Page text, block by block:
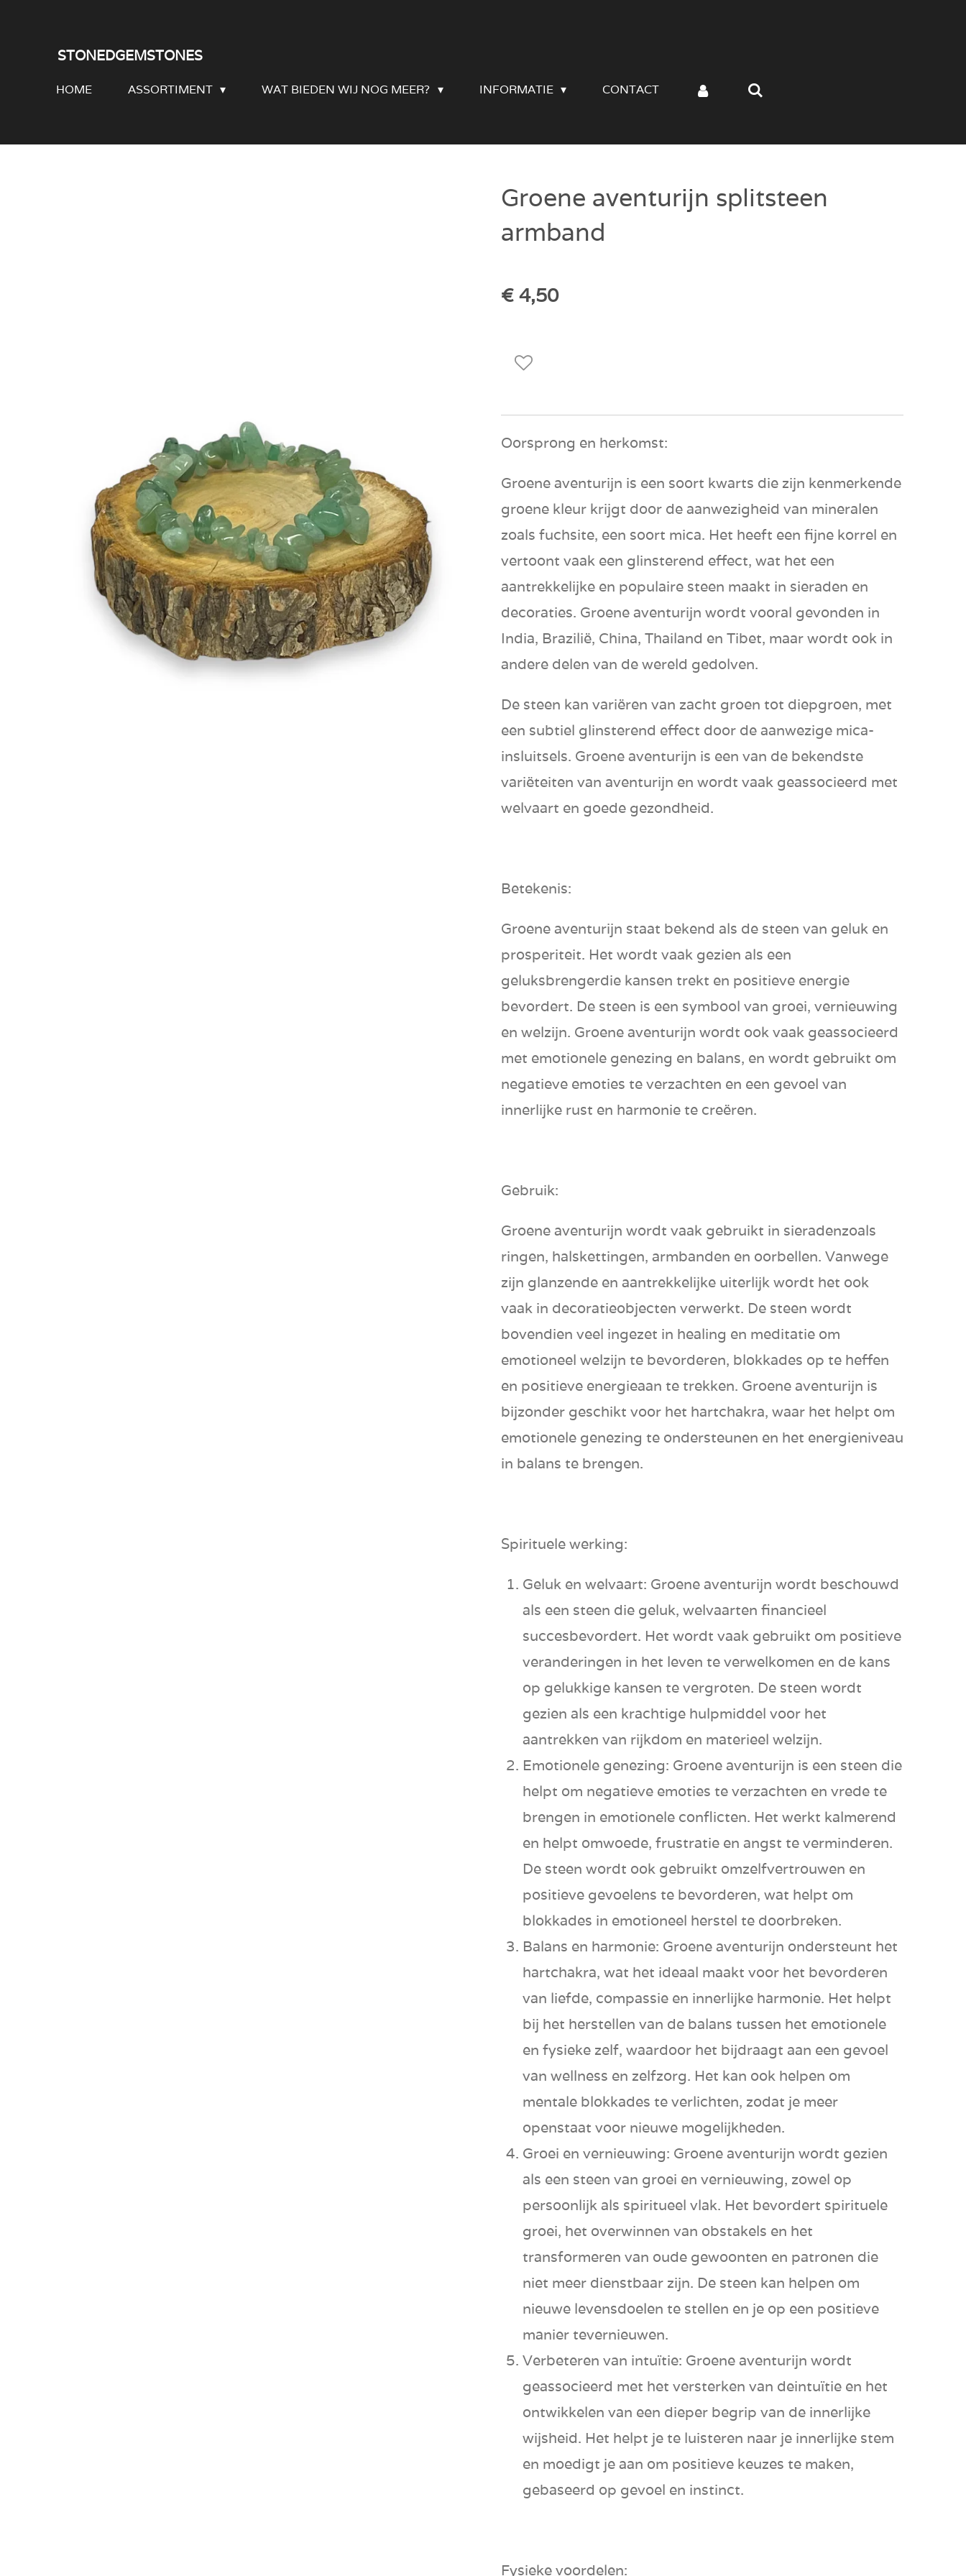
STONEDGEMSTONES
HOME ASSORTIMENT WAT BIEDEN WIJ NOG MEER? INFORMATIE CONTACT
Groene aventurijn splitsteen
armband
€ 4,50
Oorsprong en herkomst:
Groene aventurijn is een soort kwarts die zijn kenmerkende
groene kleur krijgt door de aanwezigheid van mineralen
zoals fuchsite, een soort mica. Het heeft een fijne korrel en
vertoont vaak een glinsterend effect, wat het een
aantrekkelijke en populaire steen maakt in sieraden en
decoraties. Groene aventurijn wordt vooral gevonden in
India, Brazilië, China, Thailand en Tibet, maar wordt ook in
andere delen van de wereld gedolven.
De steen kan variëren van zacht groen tot diepgroen, met
een subtiel glinsterend effect door de aanwezige mica-
insluitsels. Groene aventurijn is een van de bekendste
variëteiten van aventurijn en wordt vaak geassocieerd met
welvaart en goede gezondheid.
Betekenis:
Groene aventurijn staat bekend als de steen van geluk en
prosperiteit. Het wordt vaak gezien als een
geluksbrengerdie kansen trekt en positieve energie
bevordert. De steen is een symbool van groei, vernieuwing
en welzijn. Groene aventurijn wordt ook vaak geassocieerd
met emotionele genezing en balans, en wordt gebruikt om
negatieve emoties te verzachten en een gevoel van
innerlijke rust en harmonie te creëren.
Gebruik:
Groene aventurijn wordt vaak gebruikt in sieradenzoals
ringen, halskettingen, armbanden en oorbellen. Vanwege
zijn glanzende en aantrekkelijke uiterlijkwordt het ook
vaak in decoratieobjecten verwerkt. De steen wordt
bovendien veel ingezet in healing en meditatie om
emotioneel welzijn te bevorderen, blokkades op te heffen
en positieve energieaan te trekken. Groene aventurijn is
bijzonder geschikt voor het hartchakra, waar het helpt om
emotionele genezing te ondersteunen en het energieniveau
in balans te brengen.
Spirituele werking:
Geluk en welvaart: Groene aventurijn wordt beschouwd
als een steen die geluk, welvaarten financieel
succesbevordert. Het wordt vaak gebruikt om positieve
veranderingen in het leven te verwelkomen en de kans
op gelukkige kansen te vergroten. De steen wordt
gezien als een krachtige hulpmiddel voor het
aantrekken van rijkdom en materieel welzijn.
Emotionele genezing: Groene aventurijn is een steen die
helpt om negatieve emoties te verzachten en vredete
brengen in emotionele conflicten. Het werkt kalmerend
en helpt omwoede, frustratie en angst te verminderen.
De steen wordt ook gebruikt omzelfvertrouwen en
positieve gevoelens te bevorderen, wat helpt om
blokkades in emotioneel herstel te doorbreken.
Balans en harmonie: Groene aventurijn ondersteunt het
hartchakra, wat het ideaal maakt voor het bevorderen
van liefde, compassie en innerlijke harmonie. Het helpt
bij het herstellen van de balans tussen het emotionele
en fysieke zelf, waardoor het bijdraagt aan een gevoel
van wellness en zelfzorg. Het kan ook helpen om
mentale blokkades te verlichten, zodat je meer
openstaat voor nieuwe mogelijkheden.
Groei en vernieuwing: Groene aventurijn wordt gezien
als een steen van groei en vernieuwing, zowel op
persoonlijk als spiritueel vlak. Het bevordert spirituele
groei, het overwinnen van obstakels en het
transformeren van oude gewoonten en patronen die
niet meer dienstbaar zijn. De steen kan helpen om
nieuwe levensdoelen te stellen en je op een positieve
manier tevernieuwen.
Verbeteren van intuïtie: Groene aventurijn wordt
geassocieerd met het versterken van deintuïtie en het
ontwikkelen van een dieper begrip van de innerlijke
wijsheid. Het helpt je te luisteren naar je innerlijke stem
en moedigt je aan om positieve keuzes te maken,
gebaseerd op gevoel en instinct.
Fysieke voordelen: